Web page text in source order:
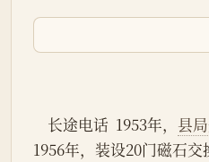
    长途电话  1953年，
县局
1956年，装设20门磁石交